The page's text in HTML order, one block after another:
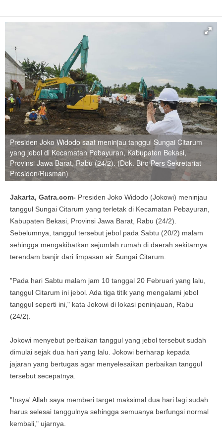
Presiden Joko Widodo saat meninjau tanggul Sungai Citarum
yang jebol di Kecamatan Pebayuran, Kabupaten Bekasi,
Provinsi Jawa Barat, Rabu (24/2). (Dok. Biro Pers Sekretariat
Presiden/Rusman)
Jakarta, Gatra.com- Presiden Joko Widodo (Jokowi) meninjau
tanggul Sungai Citarum yang terletak di Kecamatan Pebayuran,
Kabupaten Bekasi, Provinsi Jawa Barat, Rabu (24/2).
Sebelumnya, tanggul tersebut jebol pada Sabtu (20/2) malam
sehingga mengakibatkan sejumlah rumah di daerah sekitarnya
terendam banjir dari limpasan air Sungai Citarum.
"Pada hari Sabtu malam jam 10 tanggal 20 Februari yang lalu,
tanggul Citarum ini jebol. Ada tiga titik yang mengalami jebol
tanggul seperti ini," kata Jokowi di lokasi peninjauan, Rabu
(24/2).
Jokowi menyebut perbaikan tanggul yang jebol tersebut sudah
dimulai sejak dua hari yang lalu. Jokowi berharap kepada
jajaran yang bertugas agar menyelesaikan perbaikan tanggul
tersebut secepatnya.
"Insya' Allah saya memberi target maksimal dua hari lagi sudah
harus selesai tanggulnya sehingga semuanya berfungsi normal
kembali," ujarnya.